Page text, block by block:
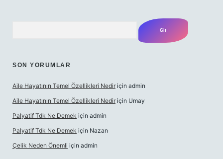
SON YORUMLAR
Aile Hayatının Temel Özellikleri Nedir için admin
Aile Hayatının Temel Özellikleri Nedir için Umay
Palyatif Tdk Ne Demek için admin
Palyatif Tdk Ne Demek için Nazan
Çelik Neden Önemli için admin